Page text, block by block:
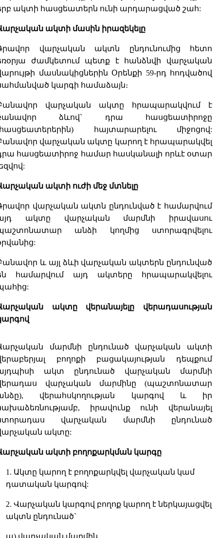
ակտի հասցեատերն ունի արդարացված շահ:
ակտի մասին իրազեկելը
վարչական ակտն ընդունումից հետո
ժամկետում պետք է հանձնվի վարչական
մասնակիցներին Օրենքի 59-րդ հոդվածով
կարգի համաձայն։
վարչական ակտը հրապարակվում է
ձևով` դրա հասցեատիրոջը
հայտարարելու միջոցով:
վարչական ակտը կարող է հրապարակվել
հասցեատիրոջ համար հասկանալի որևէ օտար
ակտի ուժի մեջ մտնելը
վարչական ակտն ընդունված է համարվում
ակտը վարչական մարմնի իրավասու
անձի կողմից ստորագրվելու
և այլ ձևի վարչական ակտերն ընդունված
համարվում այդ ակտերը հրապարակվելու
ակտը վերանայելը վերադասության
մարմնի ընդունած վարչական ակտի
բողոքի բացակայության դեպքում
ակտ ընդունած վարչական մարմնի
վարչական մարմինը (պաշտոնատար
վերահսկողության կարգով և իր
իրավունք ունի վերանայել
վարչական մարմնի ընդունած
ակտը:
ակտի բողոքարկման կարգը
1. Ակտը կարող է բողոքարկվել վարչական կամ
դատական կարգով:
2. Վարչական կարգով բողոք կարող է ներկայացվել
ակտն ընդունած`
ա) վարչական մարմին.